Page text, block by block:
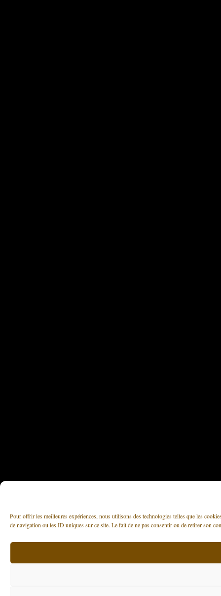
Pour offrir les meilleures expériences, nous utilisons des technologies telles que les
de navigation ou les ID uniques sur ce site. Le fait de ne pas consentir ou de retirer son